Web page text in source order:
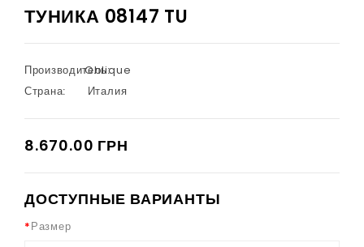
ТУНИКА 08147 TU
Производитель:
Oblique
Страна:
Италия
8.670.00 ГРН
ДОСТУПНЫЕ ВАРИАНТЫ
Размер